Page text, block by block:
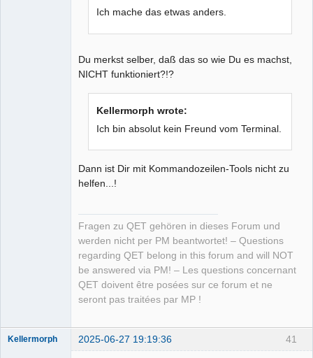
Ich mache das etwas anders.
Du merkst selber, daß das so wie Du es machst,
NICHT funktioniert?!?
Kellermorph wrote:
Ich bin absolut kein Freund vom Terminal.
Dann ist Dir mit Kommandozeilen-Tools nicht zu
helfen...!
Fragen zu QET gehören in dieses Forum und
werden nicht per PM beantwortet! – Questions
regarding QET belong in this forum and will NOT
be answered via PM! – Les questions concernant
QET doivent être posées sur ce forum et ne
seront pas traitées par MP !
41
Kellermorph 2025-06-27 19:19:36